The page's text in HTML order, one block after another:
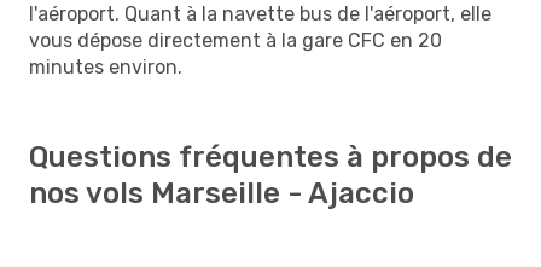
l'aéroport. Quant à la navette bus de l'aéroport, elle
vous dépose directement à la gare CFC en 20
minutes environ.
Questions fréquentes à propos de
nos vols Marseille - Ajaccio